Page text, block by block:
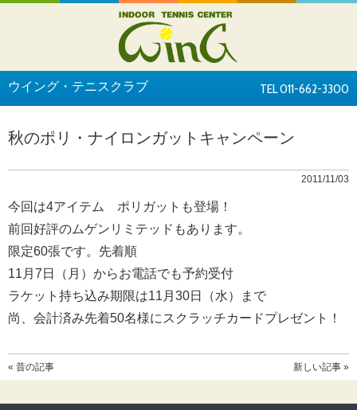
ウイング・テニスクラブ TEL 011-662-3300
秋のポリ・ナイロンガットキャンペーン
2011/11/03
今回は4アイテム ポリガットも登場！
前回好評のムゲンリミテッドもあります。
限定60張です。先着順
11月7日（月）からお電話でも予約受付
ラケット持ち込み期限は11月30日（水）まで
尚、会計済み先着50名様にスクラッチカードプレゼント！
« 昔の記事 新しい記事 »